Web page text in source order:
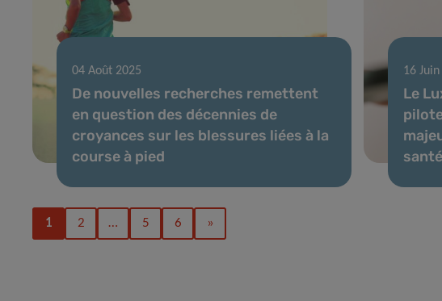
04 Août 2025
De nouvelles recherches remettent
en question des décennies de
croyances sur les blessures liées à la
course à pied
16
Le
1 2 … 5 6 »